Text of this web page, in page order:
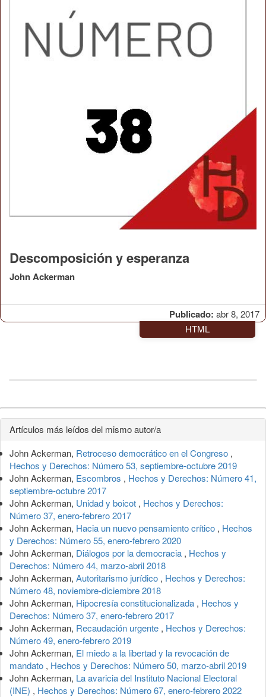
Publicado: abr 8, 2017
Descomposición y esperanza
John Ackerman
HTML
Detalles
del
artículo
Artículos más leídos del mismo autor/a
John Ackerman, Retroceso democrático en el Congreso ,
Hechos y Derechos: Número 53, septiembre-octubre 2019
John Ackerman, Escombros , Hechos y Derechos: Número 41,
septiembre-octubre 2017
John Ackerman, Unidad y boicot , Hechos y Derechos:
Número 37, enero-febrero 2017
John Ackerman, Hacia un nuevo pensamiento crítico , Hechos
y Derechos: Número 55, enero-febrero 2020
John Ackerman, Diálogos por la democracia , Hechos y
Derechos: Número 44, marzo-abril 2018
John Ackerman, Autoritarismo jurídico , Hechos y Derechos:
Número 48, noviembre-diciembre 2018
John Ackerman, Hipocresía constitucionalizada , Hechos y
Derechos: Número 37, enero-febrero 2017
John Ackerman, Recaudación urgente , Hechos y Derechos:
Número 49, enero-febrero 2019
John Ackerman, El miedo a la libertad y la revocación de
mandato , Hechos y Derechos: Número 50, marzo-abril 2019
John Ackerman, La avaricia del Instituto Nacional Electoral
(INE) , Hechos y Derechos: Número 67, enero-febrero 2022